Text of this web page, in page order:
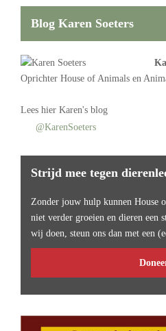
Blog Karen Soeters
Oprichter House of Animals en
Lees hier Karen's blog
@KarenSoeters
Strijd mee tegen
Zonder jouw hulp kunnen House
niet verder groeien en dieren een
wij doen, steun ons dan met een